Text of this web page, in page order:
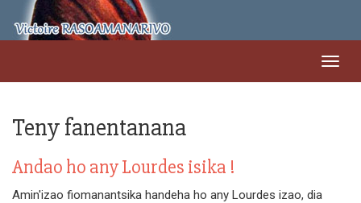
Teny fanentanana
Andao ho any Lourdes isika !
Amin'izao fiomanantsika handeha ho any Lourdes izao, dia